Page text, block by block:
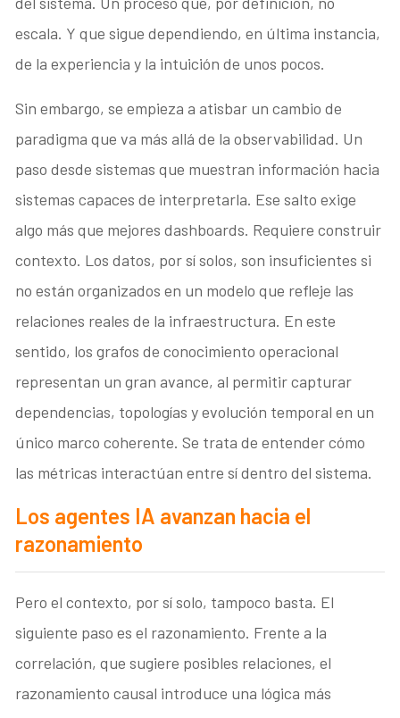
escala. Y que sigue dependiendo, en última instancia,
de la experiencia y la intuición de unos pocos.
Sin embargo, se empieza a atisbar un cambio de
paradigma que va más allá de la observabilidad. Un
paso desde sistemas que muestran información hacia
sistemas capaces de interpretarla. Ese salto exige
algo más que mejores dashboards. Requiere construir
contexto. Los datos, por sí solos, son insuficientes si
no están organizados en un modelo que refleje las
relaciones reales de la infraestructura. En este
sentido, los grafos de conocimiento operacional
representan un gran avance, al permitir capturar
dependencias, topologías y evolución temporal en un
único marco coherente. Se trata de entender cómo
las métricas interactúan entre sí dentro del sistema.
Los agentes IA avanzan hacia el
razonamiento
Pero el contexto, por sí solo, tampoco basta. El
siguiente paso es el razonamiento. Frente a la
correlación, que sugiere posibles relaciones, el
razonamiento causal introduce una lógica más